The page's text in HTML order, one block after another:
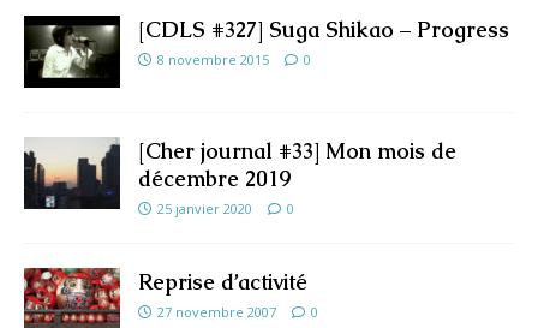
[CDLS #327] Suga Shikao – Progress
8 novembre 2015 0
[Cher journal #33] Mon mois de
décembre 2019
25 janvier 2020 0
Reprise d’activité
27 novembre 2007 0